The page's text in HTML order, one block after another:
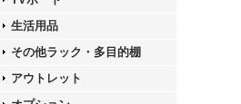
生活用品
その他ラック・多目的棚
アウトレット